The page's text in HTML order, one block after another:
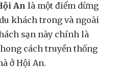
An là một điểm dừng
khách trong và ngoài
sạn này chính là
cách truyền thống
ở Hội An.